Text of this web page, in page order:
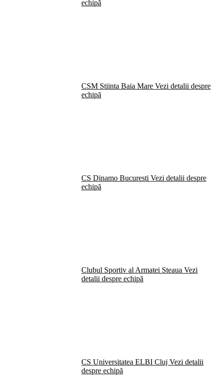
echipă
CSM Stiinta Baia Mare Vezi detalii despre
echipă
CS Dinamo Bucuresti Vezi detalii despre
echipă
Clubul Sportiv al Armatei Steaua Vezi
detalii despre echipă
CS Universitatea ELBI Cluj Vezi detalii
despre echipă